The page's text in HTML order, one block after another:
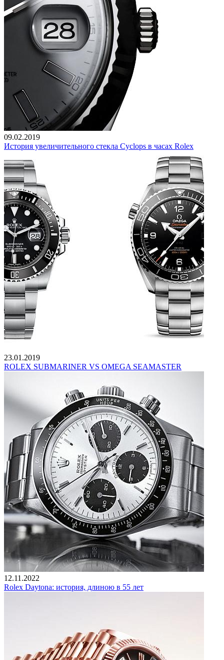
09.02.2019
История увеличительного стекла Cyclops в часах Rolex
23.01.2019
ROLEX SUBMARINER VS OMEGA SEAMASTER
12.11.2022
Rolex Daytona: история, длиною в 55 лет